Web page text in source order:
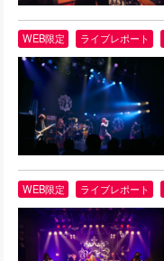
WEB限定 ライブレポート
WEB限定 ライブレポート